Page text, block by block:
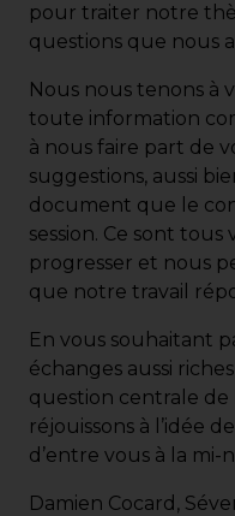
pour traiter notre
questions que nous
Nous nous tenons à
toute information
à nous faire part de
suggestions, aussi
document que le
session. Ce sont
progresser et nous
que notre travail
En vous souhaitant
échanges aussi
question centrale de
réjouissons à l’idée
d’entre vous à la mi-
Damien Cocard,